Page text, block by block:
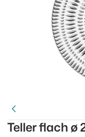
Teller flach ø